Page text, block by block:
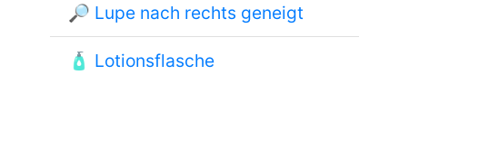
🔎 Lupe nach rechts geneigt
🧴 Lotionsflasche